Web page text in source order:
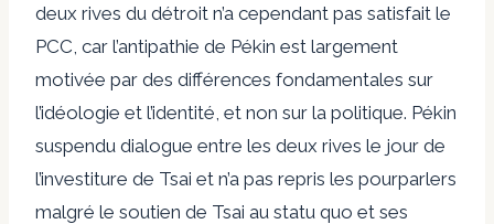
deux rives du détroit n’a cependant pas satisfait le
PCC, car l’antipathie de Pékin est largement
motivée par des différences fondamentales sur
l’idéologie et l’identité, et non sur la politique. Pékin
suspendu dialogue entre les deux rives le jour de
l’investiture de Tsai et n’a pas repris les pourparlers
malgré le soutien de Tsai au statu quo et ses